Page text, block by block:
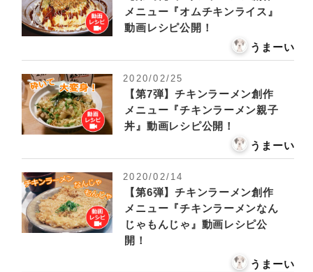
メニュー『オムチキンライス』
動画レシピ公開！
うまーい
2020/02/25
【第7弾】チキンラーメン創作
メニュー『チキンラーメン親子
丼』動画レシピ公開！
うまーい
2020/02/14
【第6弾】チキンラーメン創作
メニュー『チキンラーメンなん
じゃもんじゃ』動画レシピ公
開！
うまーい